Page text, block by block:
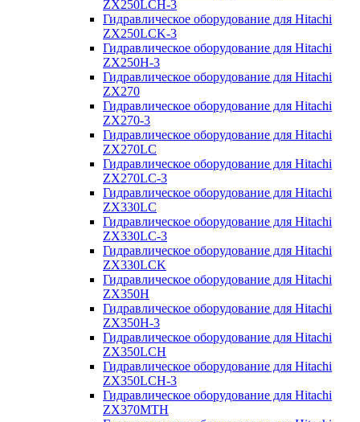
ZX250LCH-3
Гидравлическое оборудование для Hitachi
ZX250LCK-3
Гидравлическое оборудование для Hitachi
ZX250Н-3
Гидравлическое оборудование для Hitachi
ZX270
Гидравлическое оборудование для Hitachi
ZX270-3
Гидравлическое оборудование для Hitachi
ZX270LC
Гидравлическое оборудование для Hitachi
ZX270LC-3
Гидравлическое оборудование для Hitachi
ZX330LC
Гидравлическое оборудование для Hitachi
ZX330LC-3
Гидравлическое оборудование для Hitachi
ZX330LCK
Гидравлическое оборудование для Hitachi
ZX350H
Гидравлическое оборудование для Hitachi
ZX350H-3
Гидравлическое оборудование для Hitachi
ZX350LCH
Гидравлическое оборудование для Hitachi
ZX350LCH-3
Гидравлическое оборудование для Hitachi
ZX370MTH